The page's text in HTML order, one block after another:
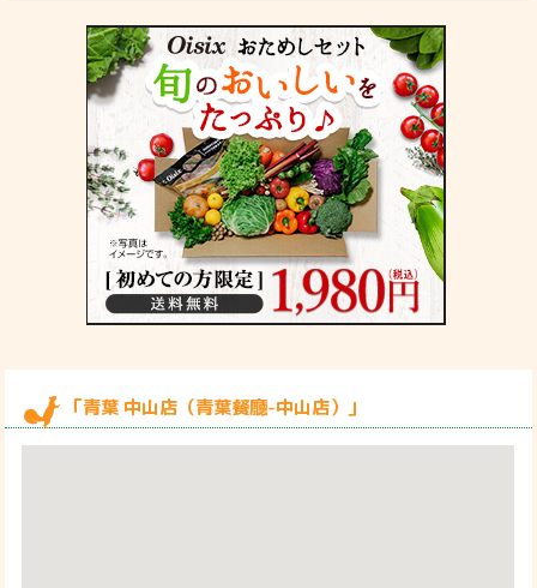
「青葉 中山店（青葉餐廳-中山店）」